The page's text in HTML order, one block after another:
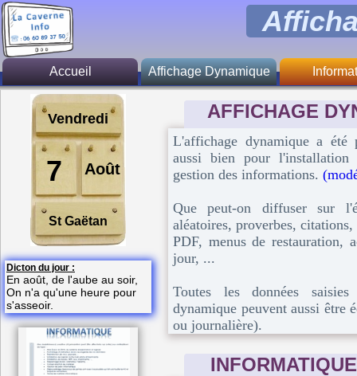
Accueil Affichage Dynamique
Fonction principale
Activité
A savoir
Tarif
Vendredi
7 Août
St Gaëtan
Dicton du jour :
En août, de l'aube au soir,
On n'a qu'une heure pour
s'asseoir.
AFFICHAGE
L'affichage dynamique a
aussi bien pour
gestion des informations.
Que peut-on diffuser sur
aléatoires, proverbes,
PDF, menus de restauration,
jour, ...
Toutes les données
dynamique peuvent aussi être
ou journalière).
INFORMATIQUE